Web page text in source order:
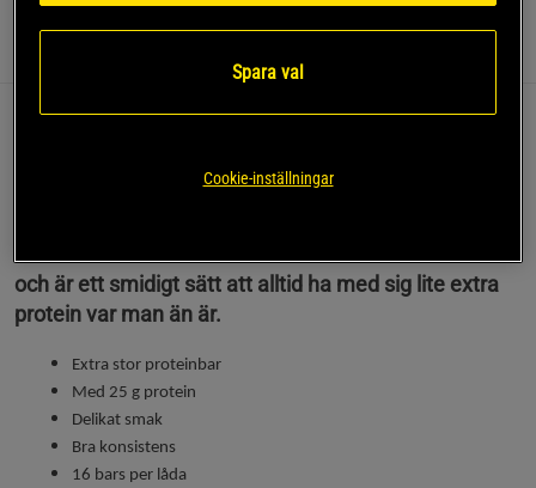
dig. Denna bar väger in på 74 g vilket är större än
och är ett smidigt sätt att alltid ha med sig lite extra
protein var man än är.
Extra stor proteinbar
Med 25 g protein
Delikat smak
Bra konsistens
16 bars per låda
Spara val
Cookie-inställningar